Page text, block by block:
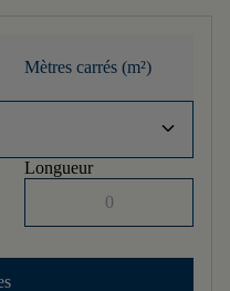
Mètres carrés (m²)
keyboard_arrow_down
Longueur